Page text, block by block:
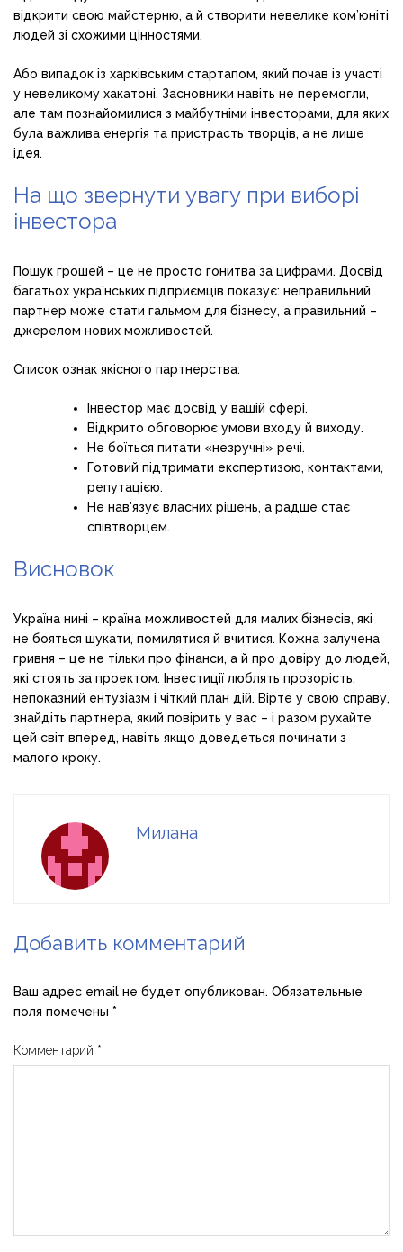
відкрити свою майстерню, а й створити невелике ком’юніті
людей зі схожими цінностями.
Або випадок із харківським стартапом, який почав із участі
у невеликому хакатоні. Засновники навіть не перемогли,
але там познайомилися з майбутніми інвесторами, для яких
була важлива енергія та пристрасть творців, а не лише
ідея.
На що звернути увагу при виборі
інвестора
Пошук грошей – це не просто гонитва за цифрами. Досвід
багатьох українських підприємців показує: неправильний
партнер може стати гальмом для бізнесу, а правильний –
джерелом нових можливостей.
Список ознак якісного партнерства:
Інвестор має досвід у вашій сфері.
Відкрито обговорює умови входу й виходу.
Не боїться питати «незручні» речі.
Готовий підтримати експертизою, контактами,
репутацією.
Не нав’язує власних рішень, а радше стає
співтворцем.
Висновок
Україна нині – країна можливостей для малих бізнесів, які
не бояться шукати, помилятися й вчитися. Кожна залучена
гривня – це не тільки про фінанси, а й про довіру до людей,
які стоять за проектом. Інвестиції люблять прозорість,
непоказний ентузіазм і чіткий план дій. Вірте у свою справу,
знайдіть партнера, який повірить у вас – і разом рухайте
цей світ вперед, навіть якщо доведеться починати з
малого кроку.
Милана
Добавить комментарий
Ваш адрес email не будет опубликован. Обязательные
поля помечены *
Комментарий *